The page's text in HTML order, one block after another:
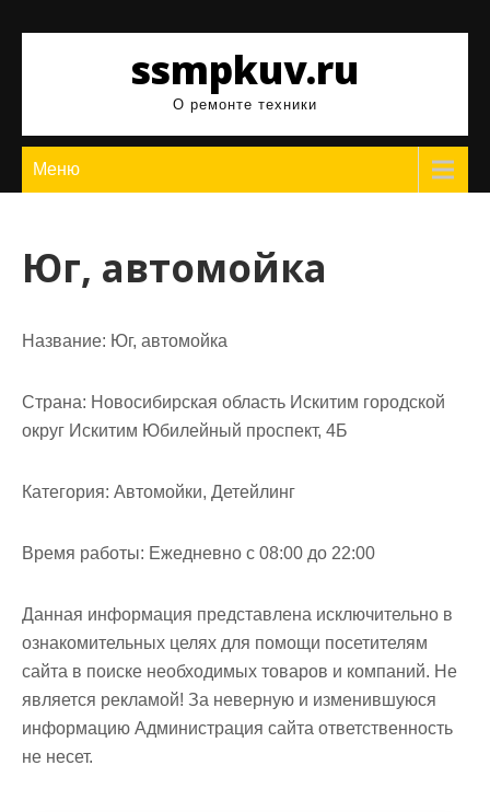
ssmpkuv.ru
О ремонте техники
Меню
Юг, автомойка
Название: Юг, автомойка
Страна: Новосибирская область Искитим городской
округ Искитим Юбилейный проспект, 4Б
Категория: Автомойки, Детейлинг
Время работы: Ежедневно с 08:00 до 22:00
Данная информация представлена исключительно в
ознакомительных целях для помощи посетителям
сайта в поиске необходимых товаров и компаний. Не
является рекламой! За неверную и изменившуюся
информацию Администрация сайта ответственность
не несет.